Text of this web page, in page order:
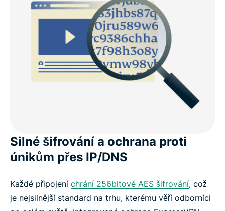
Silné šifrování a ochrana proti
únikům přes IP/DNS
Každé připojení chrání 256bitové AES šifrování, což
je nejsilnější standard na trhu, kterému věří odborníci